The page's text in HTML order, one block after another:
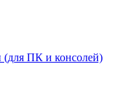
(для ПК и консолей)